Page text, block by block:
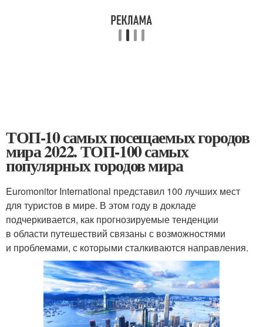
ТОП-10 самых посещаемых городов
мира 2022. ТОП-100 самых
популярных городов мира
Euromonitor International представил 100 лучших мест
для туристов в мире. В этом году в докладе
подчеркивается, как прогнозируемые тенденции
в области путешествий связаны с возможностями
и проблемами, с которыми сталкиваются направления.